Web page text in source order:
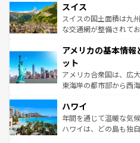
を参照してほしい。
は、お酒好きな人にはぜひ体験
ドイツ情報はコンテン
リアごとに異なる魅力
ティー、ビール好きに
戦など、本場だからこ
ンツ一覧を参照してほ
スイス
スイスの国土面積は九
な交通網が整備されて
の建物がそのまま残る
博物館もあり、アルプ
ことができる。国民の
者向けの交通パス提供
着のスイス情報は
アメリカの基本情
ット
アメリカ合衆国は、広
東海岸の都市部から西
のような巨大都市は、
ンメントが詰まった刺
西部には大自然が広が
ハワイ
年間を通じて温暖な気
ハワイは、どの島も独